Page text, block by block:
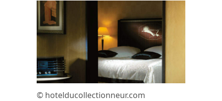
© hotelducollectionneur.com